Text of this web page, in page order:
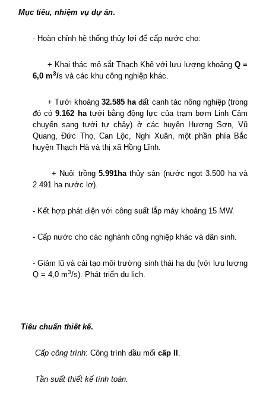
Mục tiêu, nhiệm vụ dự án.
- Hoàn chỉnh hệ thống thủy lợi để cấp nước cho:
+ Khai thác mỏ sắt Thạch Khê với lưu lượng khoảng Q =
6,0 m3/s và các khu công nghiệp khác.
+ Tưới khoảng32.585 hađất canh tác nông nghiệp (trong
đó có9.162 hatưới bằng động lực của trạm bơm Linh Cảm
chuyển sang tưới tự chảy) ở các huyện Hương Sơn, Vũ
Quang, Đức Thọ, Can Lộc, Nghi Xuân, một phần phía Bắc
huyện Thạch Hà và thị xã Hồng Lĩnh.
+ Nuôi trồng 5.991hathủy sản (nước ngọt 3.500 ha và
2.491 ha nước lợ).
- Kết hợp phát điện với công suất lắp máy khoảng 15 MW.
- Cấp nước cho các nghành công nghiệp khác và dân sinh.
- Giảm lũ và cải tạo môi trường sinh thái hạ du (với lưu lượng
Q = 4,0 m3/s). Phát triển du lịch.
Tiêu chuẩn thiết kế.
Cấp công trình: Công trình đầu mối cấp II .
Tần suất thiết kế tính toán.